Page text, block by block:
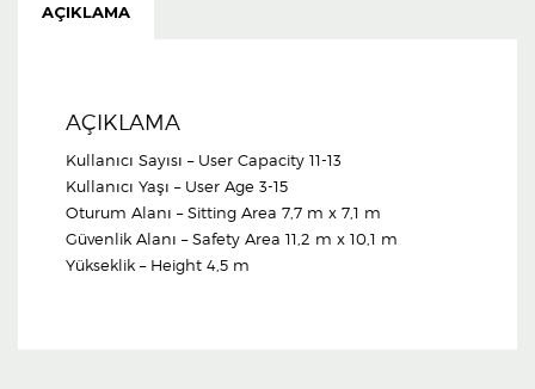
AÇIKLAMA
AÇIKLAMA
Kullanıcı Sayısı – User Capacity 11-13
Kullanıcı Yaşı – User Age 3-15
Oturum Alanı – Sitting Area 7,7 m x 7,1 m
Güvenlik Alanı – Safety Area 11,2 m x 10,1 m
Yükseklik – Height 4,5 m